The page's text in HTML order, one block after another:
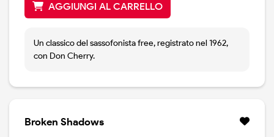
AGGIUNGI AL CARRELLO
Un classico del sassofonista free, registrato nel 1962,
con Don Cherry.
Broken Shadows